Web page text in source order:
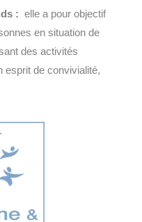
: elle a pour objectif
en situation de
des activités
esprit de convivialité,